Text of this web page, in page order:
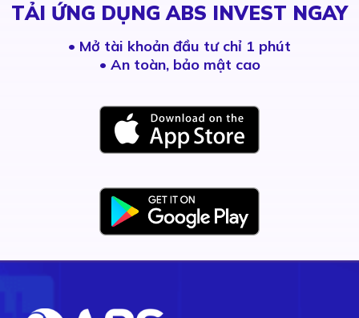
TẢI ỨNG DỤNG ABS INVEST NGAY
• Mở tài khoản đầu tư chỉ 1 phút
• An toàn, bảo mật cao